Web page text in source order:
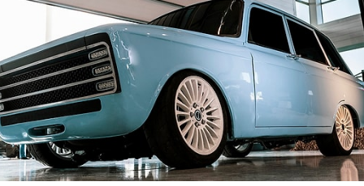
тесте.Ваша задача: глядя на фото салона,определить марку
машины. Вперед!